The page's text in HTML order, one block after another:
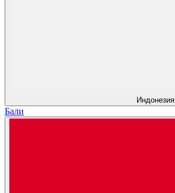
Индонезия
Бали